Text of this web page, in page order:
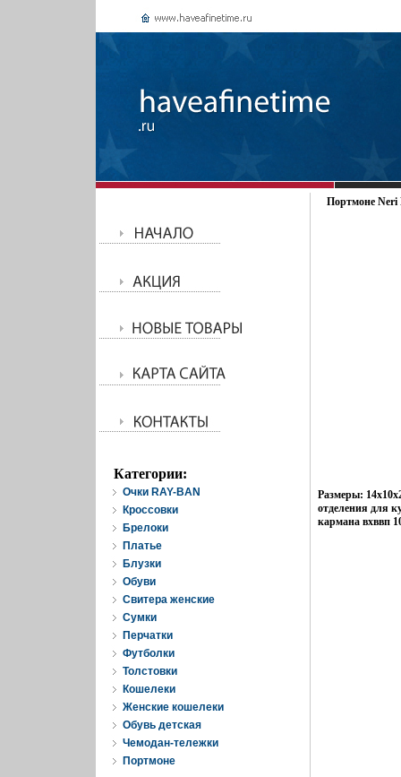
Категории:
Очки RAY-BAN
Кроссовки
Брелоки
Платье
Блузки
Обуви
Свитера женские
Cумки
Перчатки
Футболки
Толстовки
Кошелеки
Женские кошелеки
Обувь детская
Чемодан-тележки
Портмоне
Портмоне Neri
Размеры:
отделения для
кармана вхввп